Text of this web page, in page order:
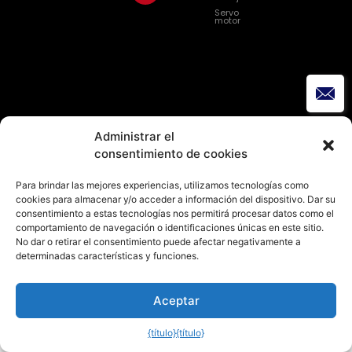
Administrar el
consentimiento de cookies
Para brindar las mejores experiencias, utilizamos tecnologías como
cookies para almacenar y/o acceder a información del dispositivo. Dar su
consentimiento a estas tecnologías nos permitirá procesar datos como el
comportamiento de navegación o identificaciones únicas en este sitio.
No dar o retirar el consentimiento puede afectar negativamente a
determinadas características y funciones.
Aceptar
{título}{título}
Servo
motor